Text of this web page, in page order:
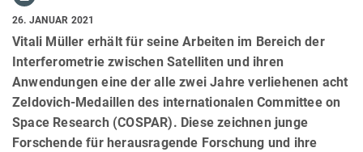
26. JANUAR 2021
Vitali Müller erhält für seine Arbeiten im Bereich der
Interferometrie zwischen Satelliten und ihren
Anwendungen eine der alle zwei Jahre verliehenen acht
Zeldovich-Medaillen des internationalen Committee on
Space Research (COSPAR). Diese zeichnen junge
Forschende für herausragende Forschung und ihre